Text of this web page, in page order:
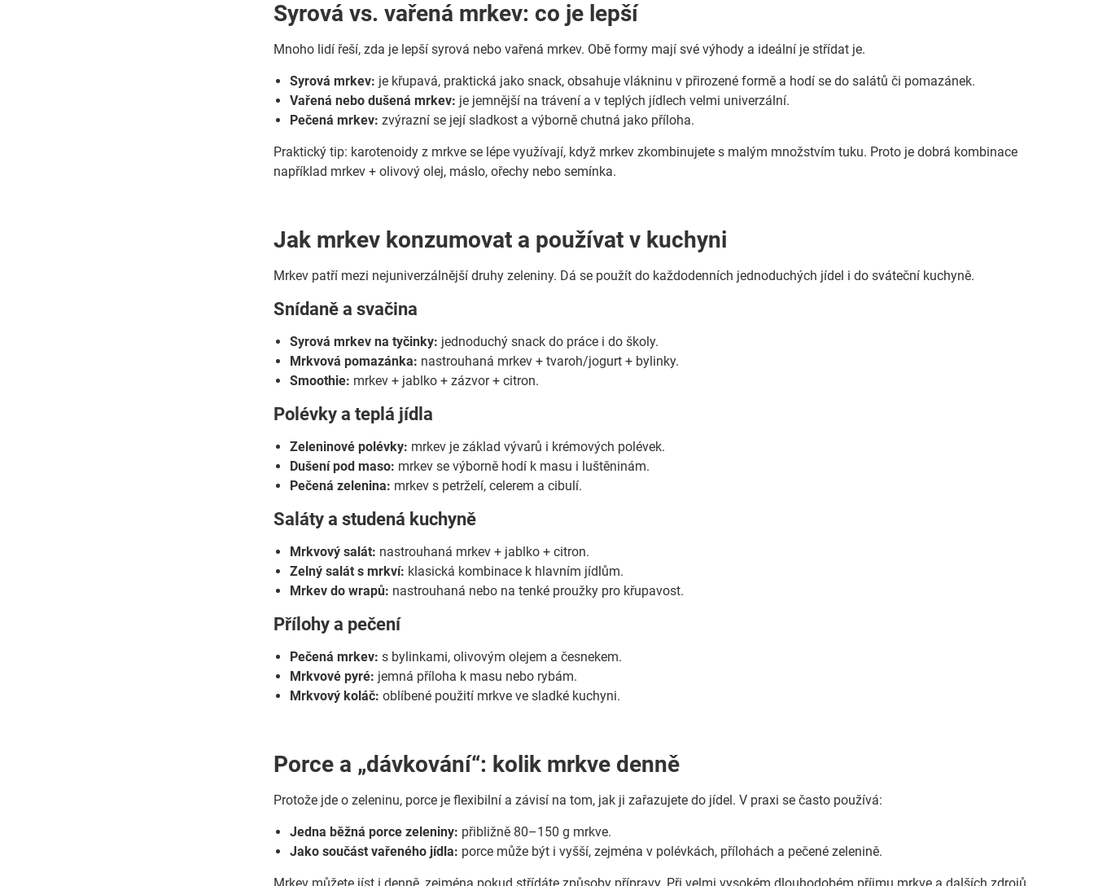
Syrová vs. vařená mrkev: co je lepší
Mnoho lidí řeší, zda je lepší syrová nebo vařená mrkev. Obě formy mají své výhody a ideální je střídat je.
Syrová mrkev: je křupavá, praktická jako snack, obsahuje vlákninu v přirozené formě a hodí se do salátů či pomazánek.
Vařená nebo dušená mrkev: je jemnější na trávení a v teplých jídlech velmi univerzální.
Pečená mrkev: zvýrazní se její sladkost a výborně chutná jako příloha.
Praktický tip: karotenoidy z mrkve se lépe využívají, když mrkev zkombinujete s malým množstvím tuku. Proto je dobrá kombinace
například mrkev + olivový olej, máslo, ořechy nebo semínka.
Jak mrkev konzumovat a používat v kuchyni
Mrkev patří mezi nejuniverzálnější druhy zeleniny. Dá se použít do každodenních jednoduchých jídel i do sváteční kuchyně.
Snídaně a svačina
Syrová mrkev na tyčinky: jednoduchý snack do práce i do školy.
Mrkvová pomazánka: nastrouhaná mrkev + tvaroh/jogurt + bylinky.
Smoothie: mrkev + jablko + zázvor + citron.
Polévky a teplá jídla
Zeleninové polévky: mrkev je základ vývarů i krémových polévek.
Dušení pod maso: mrkev se výborně hodí k masu i luštěninám.
Pečená zelenina: mrkev s petrželí, celerem a cibulí.
Saláty a studená kuchyně
Mrkvový salát: nastrouhaná mrkev + jablko + citron.
Zelný salát s mrkví: klasická kombinace k hlavním jídlům.
Mrkev do wrapů: nastrouhaná nebo na tenké proužky pro křupavost.
Přílohy a pečení
Pečená mrkev: s bylinkami, olivovým olejem a česnekem.
Mrkvové pyré: jemná příloha k masu nebo rybám.
Mrkvový koláč: oblíbené použití mrkve ve sladké kuchyni.
Porce a „dávkování“: kolik mrkve denně
Protože jde o zeleninu, porce je flexibilní a závisí na tom, jak ji zařazujete do jídel. V praxi se často používá:
Jedna běžná porce zeleniny: přibližně 80–150 g mrkve.
Jako součást vařeného jídla: porce může být i vyšší, zejména v polévkách, přílohách a pečené zelenině.